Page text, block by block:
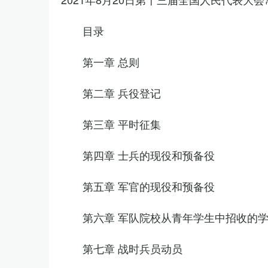
目录
第一章 总则
第二章 兵役登记
第三章 平时征集
第四章 士兵的现役和预备役
第五章 军官的现役和预备役
第六章 军队院校从青年学生中招收的
第七章 战时兵员动员